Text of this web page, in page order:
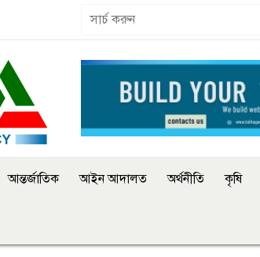
আন্তর্জাতিক আইন আদালত অর্থনীতি কৃষি